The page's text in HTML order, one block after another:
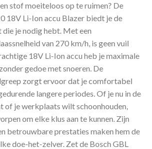
stof moeiteloos op te ruimen? De
18V Li-Ion accu Blazer biedt je de
je nodig hebt. Met een
van 270 km/h, is geen vuil
18V Li-Ion accu heb je maximale
gedoe met snoeren. De
zorgt ervoor dat je comfortabel
langere periodes. Of je nu in de
of je werkplaats wilt schoonhouden,
om elke klus aan te kunnen. Zijn
betrouwbare prestaties maken hem de
doe-het-zelver. Zet de Bosch GBL